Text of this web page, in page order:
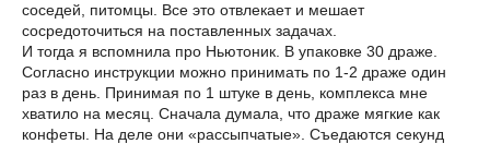
соседей, питомцы. Все это отвлекает и мешает
сосредоточиться на поставленных задачах.
И тогда я вспомнила про Ньютоник. В упаковке 30 драже.
Согласно инструкции можно принимать по 1-2 драже один
раз в день. Принимая по 1 штуке в день, комплекса мне
хватило на месяц. Сначала думала, что драже мягкие как
конфеты. На деле они «рассыпчатые». Съедаются секунд